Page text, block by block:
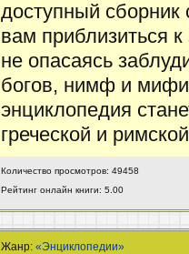
доступный сборник
вам приблизиться
не опасаясь
богов, нимф и
энциклопедия
греческой и
Количество просмотров: 49458
Рейтинг онлайн книги: 5.00
Жанр:«Энциклопедии»